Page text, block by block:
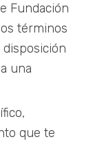
Fundación
términos
una
que te